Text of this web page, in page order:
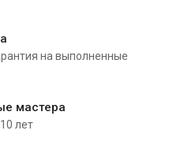
на выполненные
мастера
лет